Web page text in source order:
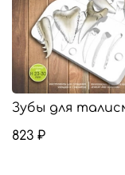
Зубы для
823 ₽